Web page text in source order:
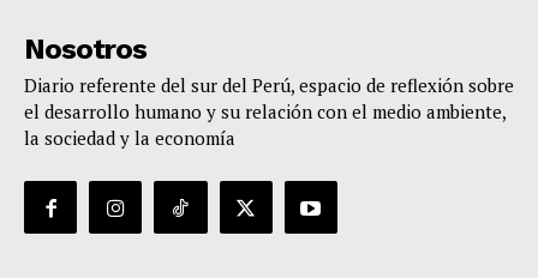
Nosotros
Diario referente del sur del Perú, espacio de reflexión sobre
el desarrollo humano y su relación con el medio ambiente,
la sociedad y la economía